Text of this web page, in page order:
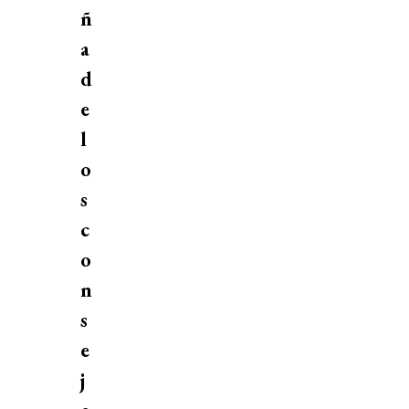
ñ
a
d
e
l
o
s
c
o
n
s
e
j